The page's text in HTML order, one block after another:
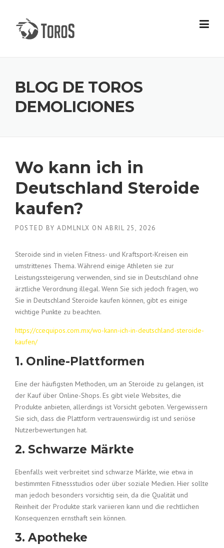
content
BLOG DE TOROS
DEMOLICIONES
Wo kann ich in
Deutschland Steroide
kaufen?
POSTED BY ADMLNLX ON ABRIL 25, 2026
Steroide sind in vielen Fitness- und Kraftsport-Kreisen ein
umstrittenes Thema. Während einige Athleten sie zur
Leistungssteigerung verwenden, sind sie in Deutschland ohne
ärztliche Verordnung illegal. Wenn Sie sich jedoch fragen, wo
Sie in Deutschland Steroide kaufen können, gibt es einige
wichtige Punkte zu beachten.
https://ccequipos.com.mx/wo-kann-ich-in-deutschland-steroide-
kaufen/
1. Online-Plattformen
Eine der häufigsten Methoden, um an Steroide zu gelangen, ist
der Kauf über Online-Shops. Es gibt viele Websites, die
Produkte anbieten, allerdings ist Vorsicht geboten. Vergewissern
Sie sich, dass die Plattform vertrauenswürdig ist und seriöse
Nutzerbewertungen hat.
2. Schwarze Märkte
Ebenfalls weit verbreitet sind schwarze Märkte, wie etwa in
bestimmten Fitnessstudios oder über soziale Medien. Hier sollte
man jedoch besonders vorsichtig sein, da die Qualität und
Reinheit der Produkte stark variieren kann und die rechtlichen
Konsequenzen ernsthaft sein können.
3. Apotheke